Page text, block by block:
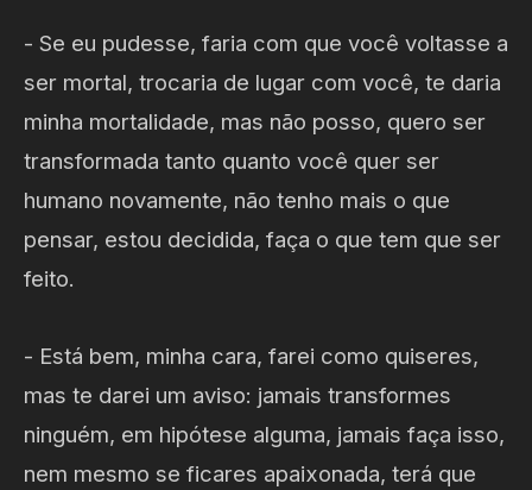
- Se eu pudesse, faria com que você voltasse a
ser mortal, trocaria de lugar com você, te daria
minha mortalidade, mas não posso, quero ser
transformada tanto quanto você quer ser
humano novamente, não tenho mais o que
pensar, estou decidida, faça o que tem que ser
feito.
- Está bem, minha cara, farei como quiseres,
mas te darei um aviso: jamais transformes
ninguém, em hipótese alguma, jamais faça isso,
nem mesmo se ficares apaixonada, terá que